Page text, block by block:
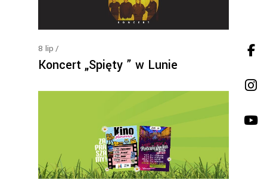
8 lip
Koncert „Spięty ” w Lunie